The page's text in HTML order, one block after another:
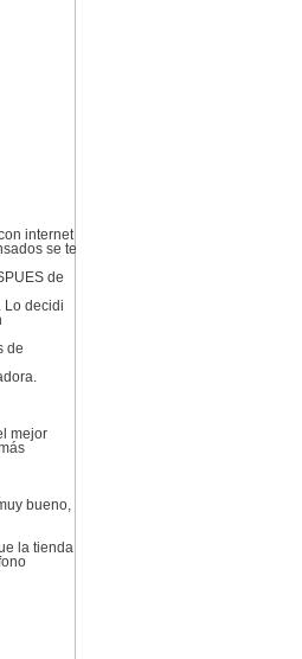
internet
se te
de
Lo decidi
de
mejor
bueno,
la tienda